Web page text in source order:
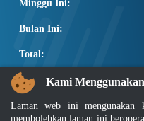
Minggu Ini:
Bulan Ini:
Total:
PAUTAN POPULAR
Elektroteknikal, ICT
Kami
Laman web ini mengunakan
membolehkan laman ini